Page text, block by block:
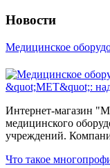
Новости
Медицинское
Интернет-магазин
медицинского
учреждений.
Что такое